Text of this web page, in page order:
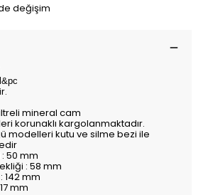
değişim
mineral cam
korunaklı kargolanmaktadır.
modelleri kutu ve silme bezi ile
50 mm
: 58 mm
142 mm
mm